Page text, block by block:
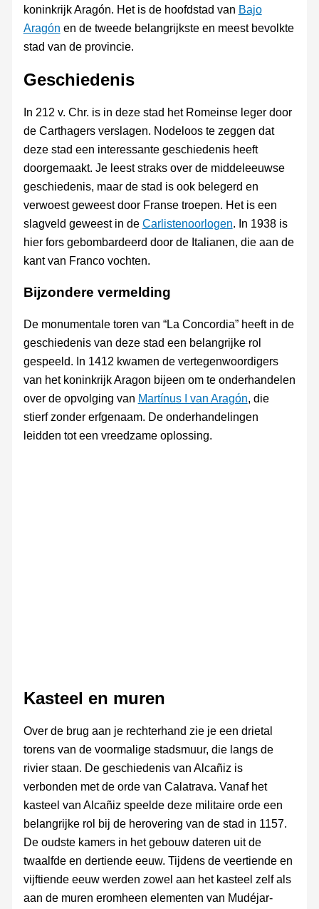
koninkrijk Aragón. Het is de hoofdstad van Bajo
Aragón en de tweede belangrijkste en meest bevolkte
stad van de provincie.
Geschiedenis
In 212 v. Chr. is in deze stad het Romeinse leger door
de Carthagers verslagen. Nodeloos te zeggen dat
deze stad een interessante geschiedenis heeft
doorgemaakt. Je leest straks over de middeleeuwse
geschiedenis, maar de stad is ook belegerd en
verwoest geweest door Franse troepen. Het is een
slagveld geweest in de Carlistenoorlogen. In 1938 is
hier fors gebombardeerd door de Italianen, die aan de
kant van Franco vochten.
Bijzondere vermelding
De monumentale toren van “La Concordia” heeft in de
geschiedenis van deze stad een belangrijke rol
gespeeld. In 1412 kwamen de vertegenwoordigers
van het koninkrijk Aragon bijeen om te onderhandelen
over de opvolging van Martínus I van Aragón, die
stierf zonder erfgenaam. De onderhandelingen
leidden tot een vreedzame oplossing.
Kasteel en muren
Over de brug aan je rechterhand zie je een drietal
torens van de voormalige stadsmuur, die langs de
rivier staan. De geschiedenis van Alcañiz is
verbonden met de orde van Calatrava. Vanaf het
kasteel van Alcañiz speelde deze militaire orde een
belangrijke rol bij de herovering van de stad in 1157.
De oudste kamers in het gebouw dateren uit de
twaalfde en dertiende eeuw. Tijdens de veertiende en
vijftiende eeuw werden zowel aan het kasteel zelf als
aan de muren eromheen elementen van Mudéjar-